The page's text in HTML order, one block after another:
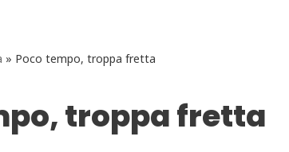
» Poco tempo, troppa fretta
troppa fretta